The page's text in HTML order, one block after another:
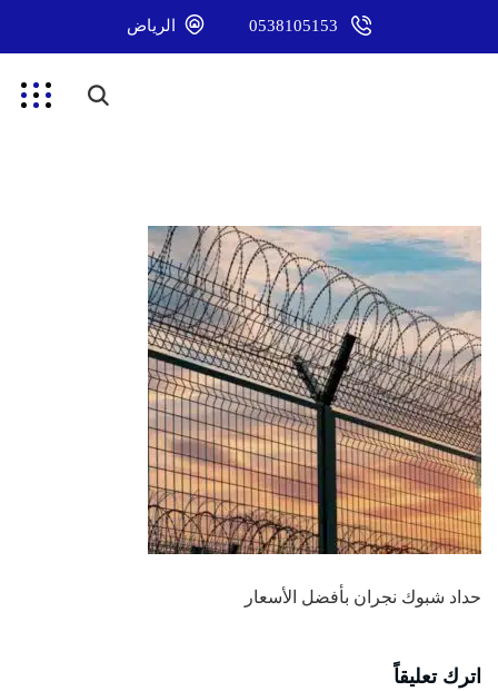
0538105153 الرياض
حداد شبوك نجران بأفضل الأسعار
اترك تعليقاً